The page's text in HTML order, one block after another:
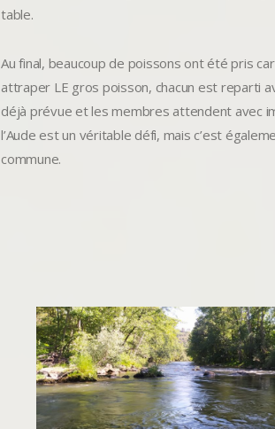
table.
Au final, beaucoup de poissons ont été pris
attraper LE gros poisson, chacun est reparti
déjà prévue et les membres attendent avec
l’Aude est un véritable défi, mais c’est
commune.